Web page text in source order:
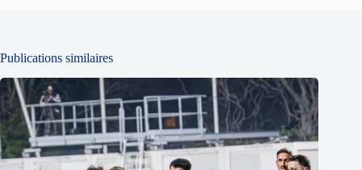
Publications similaires